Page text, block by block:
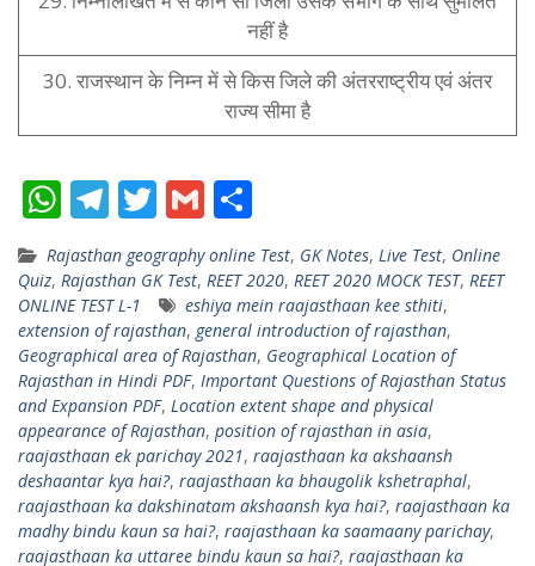
नहीं है
30. राजस्थान के निम्न में से किस जिले की अंतरराष्ट्रीय एवं अंतर
राज्य सीमा है
W
h
at
s
A
p
p
T
e
gr
a
m
T
itt
er
G
m
ai
l
h
ar
e
Rajasthan geography online Test, GK Notes, Live Test, Online
Quiz, Rajasthan GK Test, REET 2020, REET 2020 MOCK TEST, REET
ONLINE TEST L-1
eshiya mein raajasthaan kee sthiti,
extension of rajasthan, general introduction of rajasthan,
Geographical area of ​​Rajasthan, Geographical Location of
Rajasthan in Hindi PDF, Important Questions of Rajasthan Status
and Expansion PDF, Location extent shape and physical
appearance of Rajasthan, position of rajasthan in asia,
raajasthaan ek parichay 2021, raajasthaan ka akshaansh
deshaantar kya hai?, raajasthaan ka bhaugolik kshetraphal,
raajasthaan ka dakshinatam akshaansh kya hai?, raajasthaan ka
madhy bindu kaun sa hai?, raajasthaan ka saamaany parichay,
raajasthaan ka uttaree bindu kaun sa hai?, raajasthaan ka